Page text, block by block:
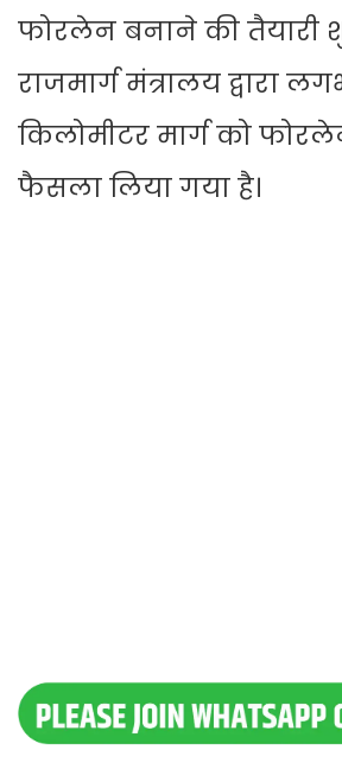
फोरलेन बनाने की तैयारी
राजमार्ग मंत्रालय द्वारा
किलोमीटर मार्ग को
फैसला लिया गया है।